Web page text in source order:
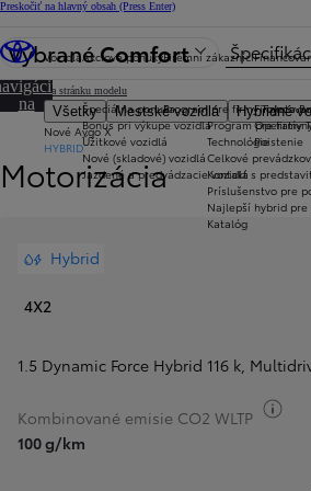
Preskočiť na hlavný obsah (Press Enter)
Vozidlá
Všetky Mestské vozidlá Hybridné
Nové Aygo X
HYBRID
Akciové ponuky
Špeciálna ponuka
Bonus pri výkupe vozidla
Úžitkové vozidlá
Nové (skladové) vozidlá
Jazdené a predvádzacie vozidlá
Firemní zákazníci
Program pre firmy Toyota
Program pre firmy
Technológie
Celkové
Kontakt s
Príslušenstvo pre
Najlepší hybrid pre
Katalóg
Poistenie
VybranéComfort
Späť na stránku modelu
na
na
stránke
Motorizácia
Hybrid
4X2
1.5 Dynamic Force Hybrid 116 k,
Kombinované emisie CO2 WLTP
100 g/km